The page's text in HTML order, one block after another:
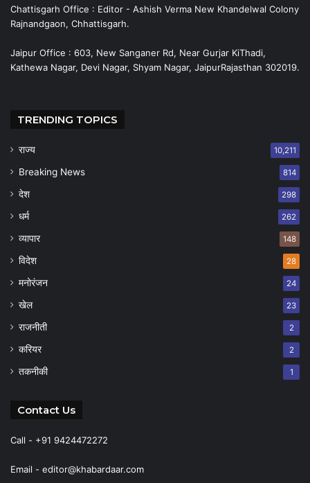
Chattisgarh Office : Editor - Ashish Verma New Khandelwal Colony
Rajnandgaon, Chhattisgarh.
Jaipur Office : 603, New Sanganer Rd, Near Gurjar KiThadi,
Kathewa Nagar, Devi Nagar, Shyam Nagar, JaipurRajasthan 302019.
TRENDING TOPICS
राज्य 10,211
Breaking News 814
देश 298
धर्म 262
व्यापार 148
विदेश 28
मनोरंजन 24
खेल 23
राजनीती 2
करियर 2
तकनीकी 1
Contact Us
Call - +91 9424472272
Email - editor@khabardaar.com